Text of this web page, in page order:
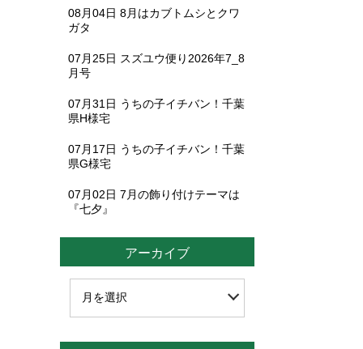
08月04日 8月はカブトムシとクワ
ガタ
07月25日 スズユウ便り2026年7_8
月号
07月31日 うちの子イチバン！千葉
県H様宅
07月17日 うちの子イチバン！千葉
県G様宅
07月02日 7月の飾り付けテーマは
『七夕』
アーカイブ